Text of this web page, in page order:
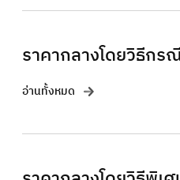
ราคากลางโดยวิธีกร
อ่านทั้งหมด